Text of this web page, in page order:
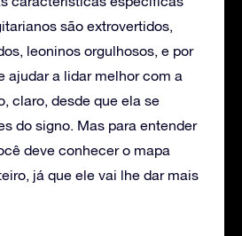
são extrovertidos,
leoninos orgulhosos, e por
ajudar a lidar melhor com a
claro, desde que ela se
do signo. Mas para entender
deve conhecer o mapa
já que ele vai lhe dar mais